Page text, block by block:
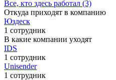
Все, кто здесь работал (3)
Откуда приходят в компанию
Юздеск
1 сотрудник
В какие компании уходят
IDS
1 сотрудник
Unisender
1 сотрудник